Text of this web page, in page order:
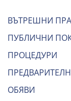
ВЪТРЕШНИ
ПУБЛИЧНИ
ПРОЦЕДУРИ
ОБЯВИ